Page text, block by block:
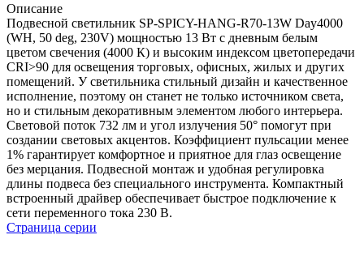
Описание
Подвесной светильник SP-SPICY-HANG-R70-13W Day4000
(WH, 50 deg, 230V) мощностью 13 Вт с дневным белым
цветом свечения (4000 К) и высоким индексом цветопередачи
CRI>90 для освещения торговых, офисных, жилых и других
помещений. У светильника стильный дизайн и качественное
исполнение, поэтому он станет не только источником света,
но и стильным декоративным элементом любого интерьера.
Световой поток 732 лм и угол излучения 50° помогут при
создании световых акцентов. Коэффициент пульсации менее
1% гарантирует комфортное и приятное для глаз освещение
без мерцания. Подвесной монтаж и удобная регулировка
длины подвеса без специального инструмента. Компактный
встроенный драйвер обеспечивает быстрое подключение к
сети переменного тока 230 В.
Страница серии